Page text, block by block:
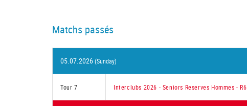
Matchs passés
05.07.2026(Sunday)
Tour 7 Interclubs 2026 - Seniors Reserves Hommes - R6